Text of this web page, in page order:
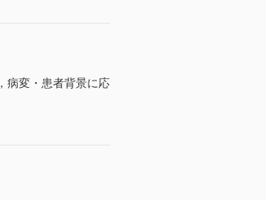
病変・患者背景に応